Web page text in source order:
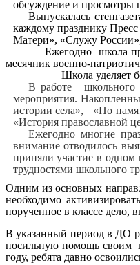
обсуждение и
Выпускалась
каждому празднику
Матери», «Служу
Ежегодно школа
месячник военно-
Школа уделяет
В работе школьного
мероприятия.
истории села», «По
«История православной
Ежегодно многие
внимание отводилось
приняли участие в одном
трудностями школьного
Одним из основных
необходимо
порученное в классе дело,
В указанный период в ДО
посильную помощь своим
году, ребята давно